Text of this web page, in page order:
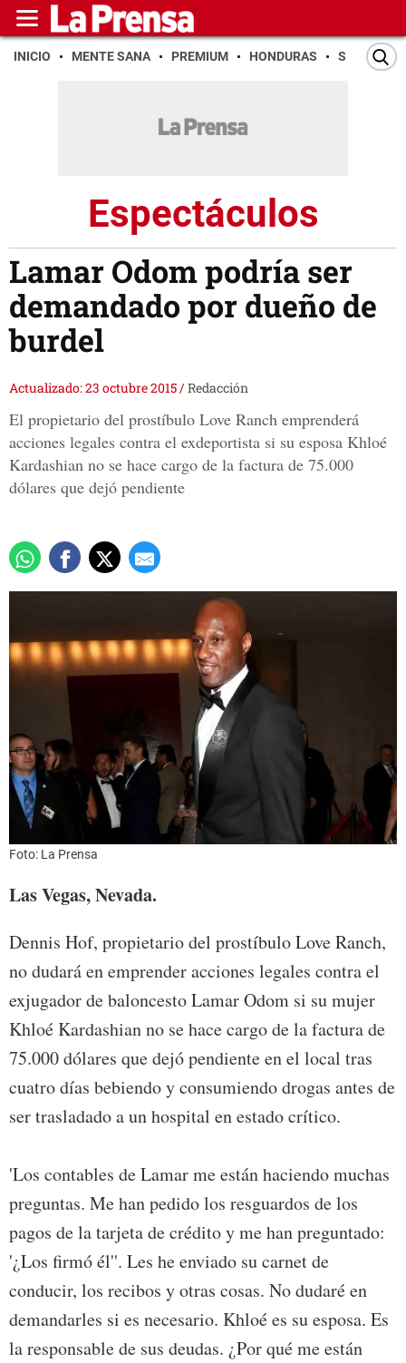
INICIO MENTE SANA PREMIUM HONDURAS SAN PEDRO
Espectáculos
Lamar Odom podría ser
demandado por dueño de
burdel
Actualizado: 23 octubre 2015/Redacción
El propietario del prostíbulo Love Ranch emprenderá
acciones legales contra el exdeportista si su esposa Khloé
Kardashian no se hace cargo de la factura de 75.000
dólares que dejó pendiente
Foto: La Prensa
Las Vegas, Nevada.
Dennis Hof, propietario del prostíbulo Love Ranch,
no dudará en emprender acciones legales contra el
exjugador de baloncesto Lamar Odom si su mujer
Khloé Kardashian no se hace cargo de la factura de
75.000 dólares que dejó pendiente en el local tras
cuatro días bebiendo y consumiendo drogas antes de
ser trasladado a un hospital en estado crítico.
'Los contables de Lamar me están haciendo muchas
preguntas. Me han pedido los resguardos de los
pagos de la tarjeta de crédito y me han preguntado:
'¿Los firmó él''. Les he enviado su carnet de
conducir, los recibos y otras cosas. No dudaré en
demandarles si es necesario. Khloé es su esposa. Es
la responsable de sus deudas. ¿Por qué me están